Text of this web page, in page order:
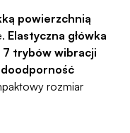
powierzchnią
Elastyczna główka
7 trybów wibracji
rozmiar